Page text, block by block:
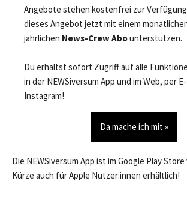
Angebote stehen kostenfrei zur
dieses Angebot jetzt mit einem
jährlichen News-Crew Abounterstützen.
Du erhältst sofort Zugriff auf alle
in der NEWSiversum App und im Web, per
Instagram!
Da mache ich mit »
Die NEWSiversum App ist im Google Play
Kürze auch für Apple Nutzer:innen erhältlich!